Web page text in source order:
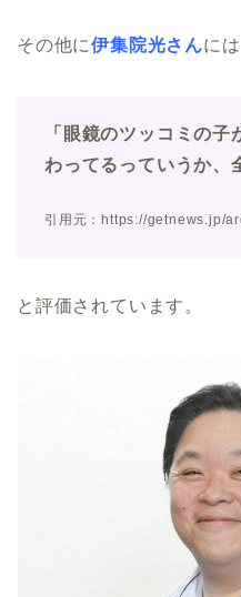
その他に伊集院光さんには
「眼鏡のツッコミの
わってるっていうか、
引用元：https://getnews.jp/
と評価されています。